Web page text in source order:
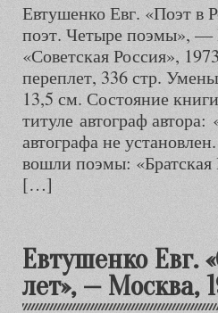
Евтушенко Евг. «Поэт в
поэт. Четыре поэмы», —
«Советская Россия»,
переплет, 336 стр.
13,5 см. Состояние
титуле автограф
автографа не
вошли поэмы:
[…]
Евтушенко Евг.
лет», — Москва,